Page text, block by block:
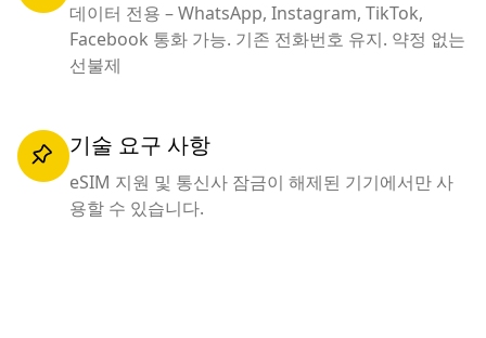
데이터 전용 – WhatsApp, Instagram, TikTok,
Facebook 통화 가능. 기존 전화번호 유지. 약정 없는
선불제
기술 요구 사항
eSIM 지원 및 통신사 잠금이 해제된 기기에서만 사
용할 수 있습니다.